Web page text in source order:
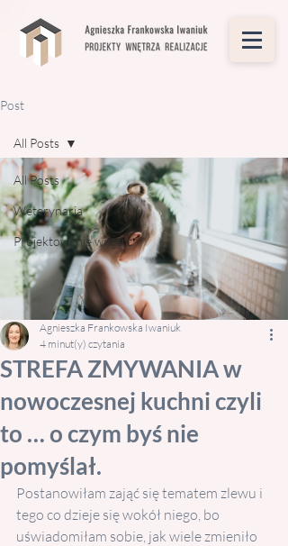
Post
All Posts
Weterynaria
Projektowanie wnętrz
All Posts
STREFA ZMYWANIA w
nowoczesnej kuchni czyli
to … o czym byś nie
pomyślał.
Agnieszka Frankowska Iwaniuk
4 minut(y) czytania
Postanowiłam zająć się tematem zlewu i
tego co dzieje się wokół niego, bo
uświadomiłam sobie, jak wiele zmieniło